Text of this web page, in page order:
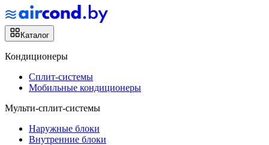
Каталог
Кондиционеры
Сплит-системы
Мобильные кондиционеры
Мульти-сплит-системы
Наружные блоки
Внутренние блоки